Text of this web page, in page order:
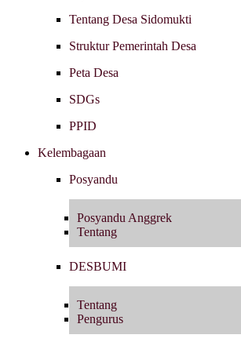
Tentang Desa Sidomukti
Struktur Pemerintah Desa
Peta Desa
SDGs
PPID
Kelembagaan
Posyandu
Posyandu Anggrek
Tentang
DESBUMI
Tentang
Pengurus